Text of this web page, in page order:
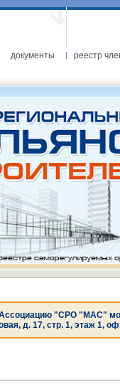
документы
реестр
"СРО "МАС"
д. 17, стр. 1, этаж 1,